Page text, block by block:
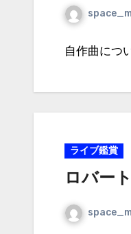
自作曲につ
ライブ鑑賞
ロバー